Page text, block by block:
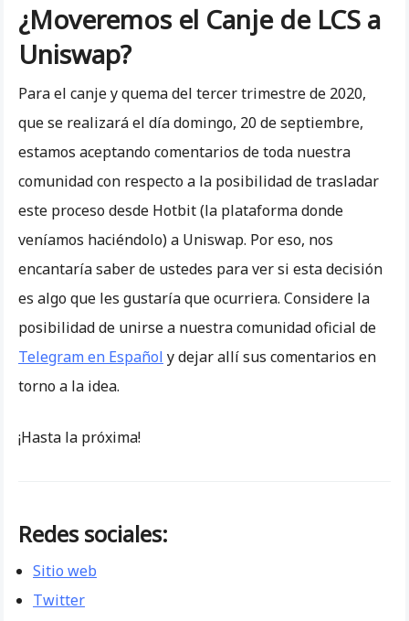
¿Moveremos el Canje de LCS a
Uniswap?
Para el canje y quema del tercer trimestre de 2020,
que se realizará el día domingo, 20 de septiembre,
estamos aceptando comentarios de toda nuestra
comunidad con respecto a la posibilidad de trasladar
este proceso desde Hotbit (la plataforma donde
veníamos haciéndolo) a Uniswap. Por eso, nos
encantaría saber de ustedes para ver si esta decisión
es algo que les gustaría que ocurriera. Considere la
posibilidad de unirse a nuestra comunidad oficial de
Telegram en Español y dejar allí sus comentarios en
torno a la idea.
¡Hasta la próxima!
Redes sociales:
Sitio web
Twitter